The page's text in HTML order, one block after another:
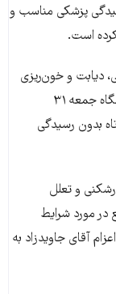
پزشکی مناسب و
کرده است.
دیابت و خون‌ریزی
معده رنج می‌برد. او در پی تشدید علائم بیماری، شامگاه جمعه ۳۱
بدون رسیدگی
و تعلل
در مورد شرایط
آقای جاویدزاد به